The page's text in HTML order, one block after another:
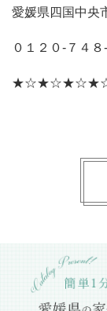
愛媛県四国中央
０１２０‐７４８